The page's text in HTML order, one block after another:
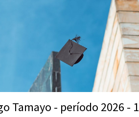
Tamayo - período 2026 - 1